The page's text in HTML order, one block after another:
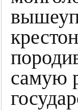
самую